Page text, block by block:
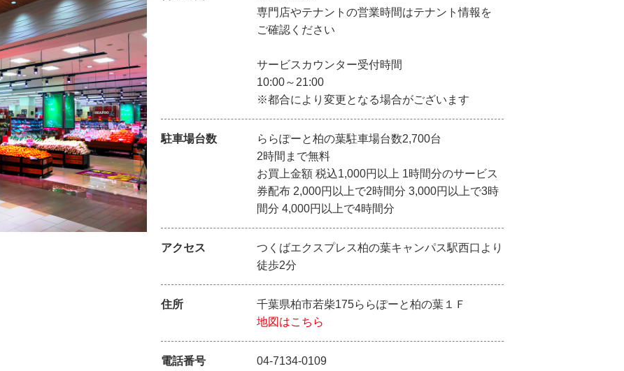
専門店やテナントの営業時間はテナント情報を
ご確認ください
サービスカウンター受付時間
10:00～21:00
※都合により変更となる場合がございます
駐車場台数
ららぽーと柏の葉駐車場台数2,700台
2時間まで無料
お買上金額 税込1,000円以上 1時間分のサービス
券配布 2,000円以上で2時間分 3,000円以上で3時
間分 4,000円以上で4時間分
アクセス
つくばエクスプレス柏の葉キャンパス駅西口より
徒歩2分
住所
千葉県柏市若柴175ららぽーと柏の葉１Ｆ
地図はこちら
電話番号 04-7134-0109